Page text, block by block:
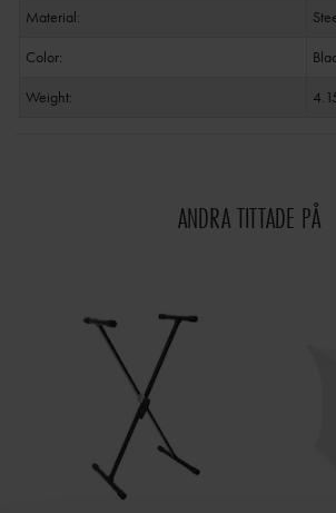
Material:
Color:
Weight:
ANDRA TITTADE PÅ